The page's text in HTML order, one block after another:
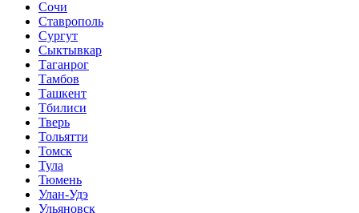
Сочи
Ставрополь
Сургут
Сыктывкар
Таганрог
Тамбов
Ташкент
Тбилиси
Тверь
Тольятти
Томск
Тула
Тюмень
Улан-Удэ
Ульяновск